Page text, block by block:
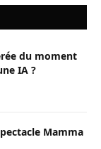
du moment
IA ?
Mamma